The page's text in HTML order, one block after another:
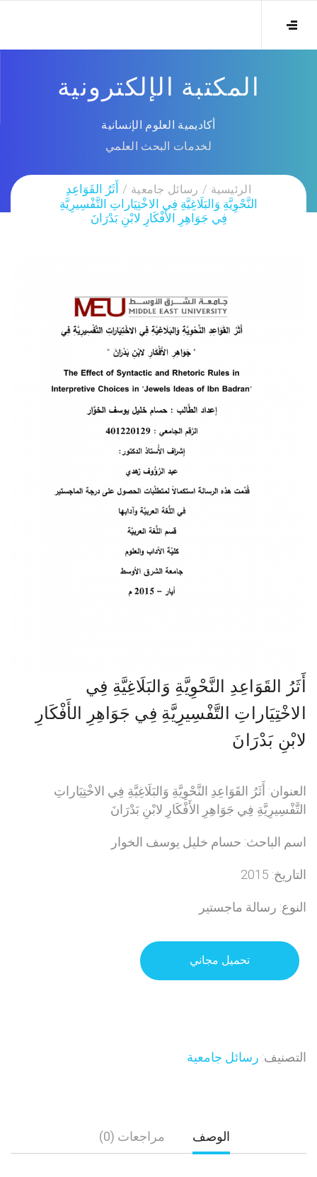
المكتبة الإلكترونية
أكاديمية العلوم الإنسانية
لخدمات البحث العلمي
الرئيسية رسائل جامعية
أَثَرُ القَوَاعِدِ
النَّحْوِيَّةِ وَالبَلَاغِيَّةِ فِي الاخْتِيَاراتِ التَّفْسِيرِيَّةِ
فِي جَوَاهِرِ الأَفْكَارِ لابْنِ بَدْرَانَ
أَثَرُ القَوَاعِدِ النَّحْوِيَّةِ وَالبَلَاغِيَّةِ فِي
الاخْتِيَاراتِ التَّفْسِيرِيَّةِ فِي جَوَاهِرِ الأَفْكَارِ
لابْنِ بَدْرَانَ
العنوان: أَثَرُ القَوَاعِدِ النَّحْوِيَّةِ وَالبَلَاغِيَّةِ فِي الاخْتِيَاراتِ
التَّفْسِيرِيَّةِ فِي جَوَاهِرِ الأَفْكَارِ لابْنِ بَدْرَانَ
اسم الباحث: حسام خليل يوسف الخوار
التاريخ: 2015
النوع: رسالة ماجستير
تحميل مجاني
التصنيف: رسائل جامعية
الوصف مراجعات (0)